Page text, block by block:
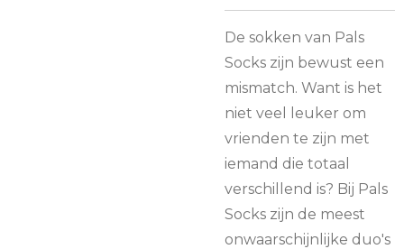
De sokken van Pals
Socks zijn bewust een
mismatch. Want is het
niet veel leuker om
vrienden te zijn met
iemand die totaal
verschillend is? Bij Pals
Socks zijn de meest
onwaarschijnlijke duo's